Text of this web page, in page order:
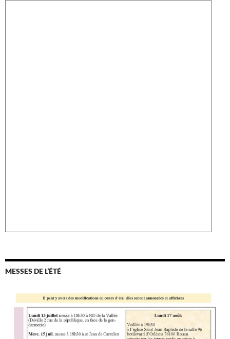
MESSES DE L’ÉTÉ